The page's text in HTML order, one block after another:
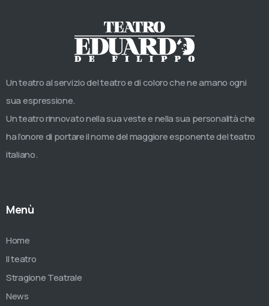
Un teatro al servizio del teatro e di coloro che ne amano ogni
sua espressione.
Un teatro rinnovato nella sua veste e nella sua personalità che
ha l’onore di portare il nome del maggiore esponente del teatro
italiano.
Menù
Home
Il teatro
Stragione Teatrale
News